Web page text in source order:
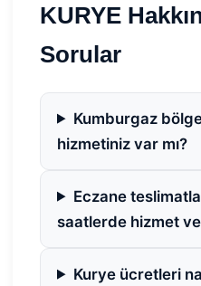
KURYE
Sorular
Kumburgaz
hizmetiniz var mı?
Eczane
saatlerde hizmet
Kurye ücretleri